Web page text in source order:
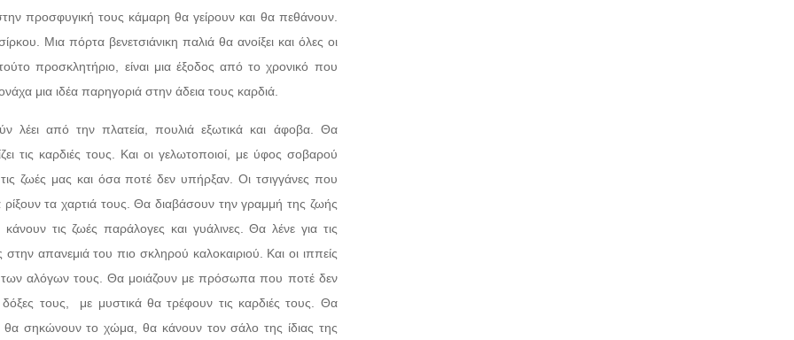
προσφυγική τους κάμαρη θα γείρουν και θα πεθάνουν.
Μια πόρτα βενετσιάνικη παλιά θα ανοίξει και όλες οι
προσκλητήριο, είναι μια έξοδος από το χρονικό που
μια ιδέα παρηγοριά στην άδεια τους καρδιά.
λέει από την πλατεία, πουλιά εξωτικά και άφοβα. Θα
τις καρδιές τους. Και οι γελωτοποιοί, με ύφος σοβαρού
ζωές μας και όσα ποτέ δεν υπήρξαν. Οι τσιγγάνες που
τα χαρτιά τους. Θα διαβάσουν την γραμμή της ζωής
τις ζωές παράλογες και γυάλινες. Θα λένε για τις
απανεμιά του πιο σκληρού καλοκαιριού. Και οι ιππείς
αλόγων τους. Θα μοιάζουν με πρόσωπα που ποτέ δεν
τους, με μυστικά θα τρέφουν τις καρδιές τους. Θα
σηκώνουν το χώμα, θα κάνουν τον σάλο της ίδιας της